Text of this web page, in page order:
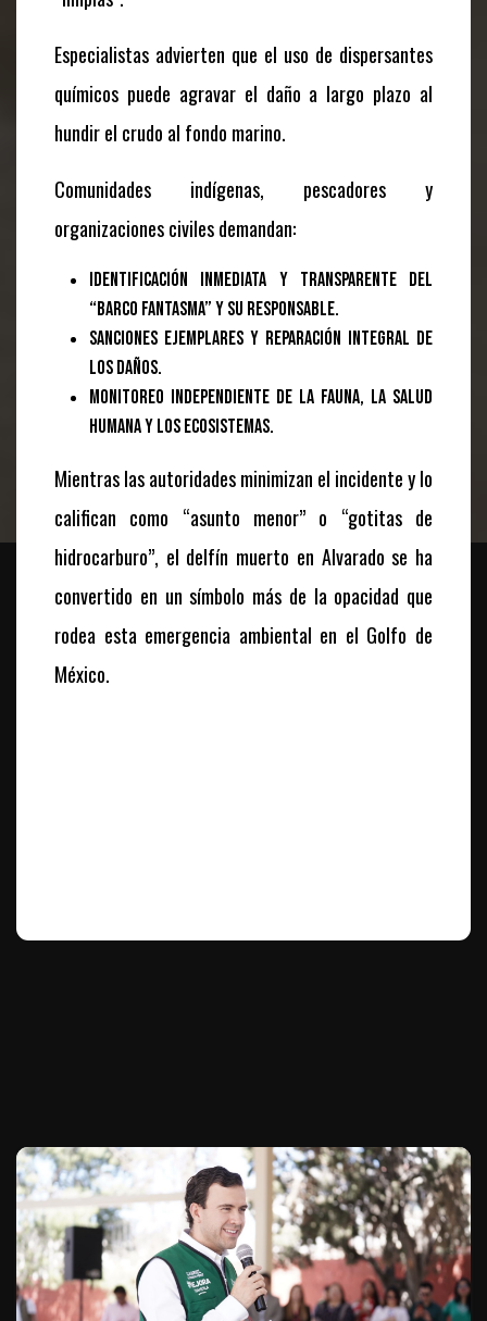
Especialistas advierten que el uso de dispersantes
químicos puede agravar el daño a largo plazo al
hundir el crudo al fondo marino.
Comunidades indígenas, pescadores y
organizaciones civiles demandan:
Identificación inmediata y transparente del
“barco fantasma” y su responsable.
Sanciones ejemplares y reparación integral de
los daños.
Monitoreo independiente de la fauna, la salud
humana y los ecosistemas.
Mientras las autoridades minimizan el incidente y lo
califican como “asunto menor” o “gotitas de
hidrocarburo”, el delfín muerto en Alvarado se ha
convertido en un símbolo más de la opacidad que
rodea esta emergencia ambiental en el Golfo de
México.